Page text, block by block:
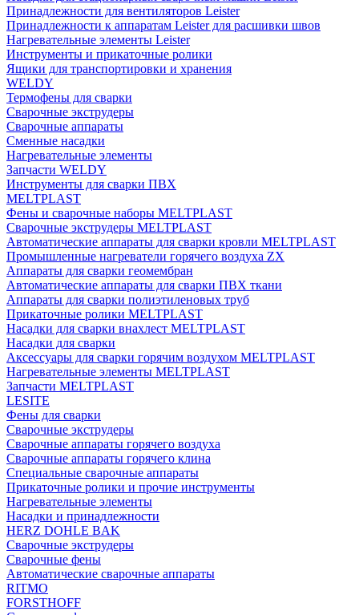
Принадлежности для вентиляторов Leister
Принадлежности к аппаратам Leister для расшивки швов
Нагревательные элементы Leister
Инструменты и прикаточные ролики
Ящики для транспортировки и хранения
WELDY
Термофены для сварки
Сварочные экструдеры
Сварочные аппараты
Сменные насадки
Нагревательные элементы
Запчасти WELDY
Инструменты для сварки ПВХ
MELTPLAST
Фены и сварочные наборы MELTPLAST
Сварочные экструдеры MELTPLAST
Автоматические аппараты для сварки кровли MELTPLAST
Промышленные нагреватели горячего воздуха ZX
Аппараты для сварки геомембран
Автоматические аппараты для сварки ПВХ ткани
Аппараты для сварки полиэтиленовых труб
Прикаточные ролики MELTPLAST
Насадки для сварки внахлест MELTPLAST
Насадки для сварки
Аксессуары для сварки горячим воздухом MELTPLAST
Нагревательные элементы MELTPLAST
Запчасти MELTPLAST
LESITE
Фены для сварки
Сварочные экструдеры
Сварочные аппараты горячего воздуха
Сварочные аппараты горячего клина
Специальные сварочные аппараты
Прикаточные ролики и прочие инструменты
Нагревательные элементы
Насадки и принадлежности
HERZ DOHLE BAK
Сварочные экструдеры
Сварочные фены
Автоматические сварочные аппараты
RITMO
FORSTHOFF